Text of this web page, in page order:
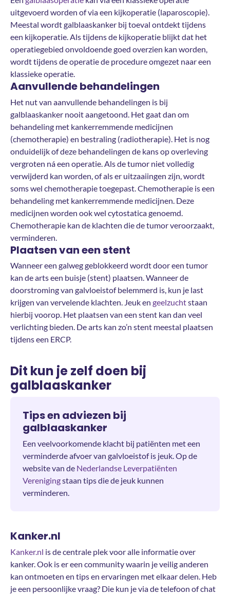
uitgevoerd worden of via een kijkoperatie (laparoscopie).
Meestal wordt galblaaskanker bij toeval ontdekt tijdens
een kijkoperatie. Als tijdens de kijkoperatie blijkt dat het
operatiegebied onvoldoende goed overzien kan worden,
wordt tijdens de operatie de procedure omgezet naar een
klassieke operatie.
Aanvullende behandelingen
Het nut van aanvullende behandelingen is bij
galblaaskanker nooit aangetoond. Het gaat dan om
behandeling met kankerremmende medicijnen
(chemotherapie) en bestraling (radiotherapie). Het is nog
onduidelijk of deze behandelingen de kans op overleving
vergroten ná een operatie. Als de tumor niet volledig
verwijderd kan worden, of als er uitzaaiingen zijn, wordt
soms wel chemotherapie toegepast. Chemotherapie is een
behandeling met kankerremmende medicijnen. Deze
medicijnen worden ook wel cytostatica genoemd.
Chemotherapie kan de klachten die de tumor veroorzaakt,
verminderen.
Plaatsen van een stent
Wanneer een galweg geblokkeerd wordt door een tumor
kan de arts een buisje (stent) plaatsen. Wanneer de
doorstroming van galvloeistof belemmerd is, kun je last
krijgen van vervelende klachten. Jeuk en geelzuchtstaan
hierbij voorop. Het plaatsen van een stent kan dan veel
verlichting bieden. De arts kan zo’n stent meestal plaatsen
tijdens een ERCP.
Dit kun je zelf doen bij
galblaaskanker
Tips en adviezen bij
galblaaskanker
Een veelvoorkomende klacht bij patiënten met een
verminderde afvoer van galvloeistof is jeuk. Op de
website van de Nederlandse Leverpatiënten
Verenigingstaan tips die de jeuk kunnen
verminderen.
Kanker.nl
Kanker.nl is de centrale plek voor alle informatie over
kanker. Ook is er een community waarin je veilig anderen
kan ontmoeten en tips en ervaringen met elkaar delen. Heb
je een persoonlijke vraag? Die kun je via de telefoon of chat